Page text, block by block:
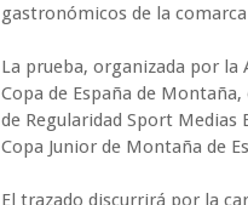
gastronómicos de la
La prueba, organizada por la
Copa de España de
de Regularidad Sport Medias
Copa Junior de Montaña de
El trazado discurrirá por la